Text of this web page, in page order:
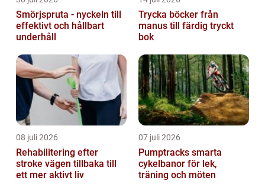
Smörjspruta - nyckeln till
effektivt och hållbart
underhåll
Trycka böcker från
manus till färdig tryckt
bok
08 juli 2026
Rehabilitering efter
stroke vägen tillbaka till
ett mer aktivt liv
07 juli 2026
Pumptracks smarta
cykelbanor för lek,
träning och möten